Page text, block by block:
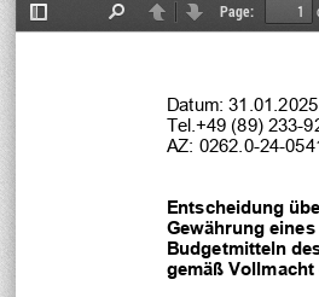
Toggle
Find PreviousNext
Page:
Datum: 31.01.2025
Tel.+49 (89) 233-
AZ: 0262.0-24-
Entscheidung
Gewährung
Budgetmitteln
gemäß Vollmacht